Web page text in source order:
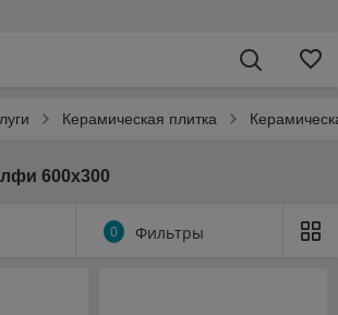
Керамическая плитка
600х300
0 Фильтры